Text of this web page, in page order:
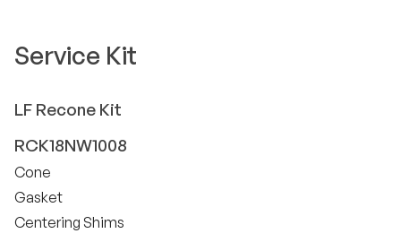
Service Kit
LF Recone Kit
RCK18NW1008
Cone
Gasket
Centering Shims